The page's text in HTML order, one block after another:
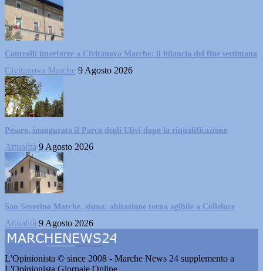
Controlli interforze a Civitanova Marche: il bilancio del fine settimana
Civitanova Marche 9 Agosto 2026
Pesaro, inaugurato il Parco degli Ulivi dopo la riqualificazione
Attualità 9 Agosto 2026
San Severino Marche, sisma: abitazione torna agibile a Colleluce
Attualità 9 Agosto 2026
L'Opinionista © since 2008 - Marche News 24 supplemento a
L'Opinionista Giornale Online